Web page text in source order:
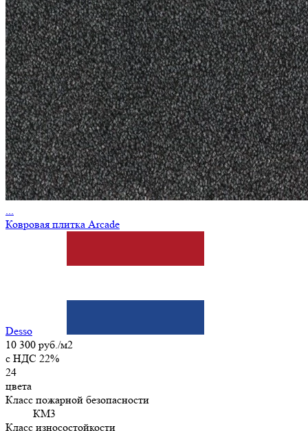
...
Ковровая плитка Arcade
Desso
10 300 руб./м2
c НДС 22%
24
цвета
Класс пожарной безопасности
КМ3
Класс износостойкости